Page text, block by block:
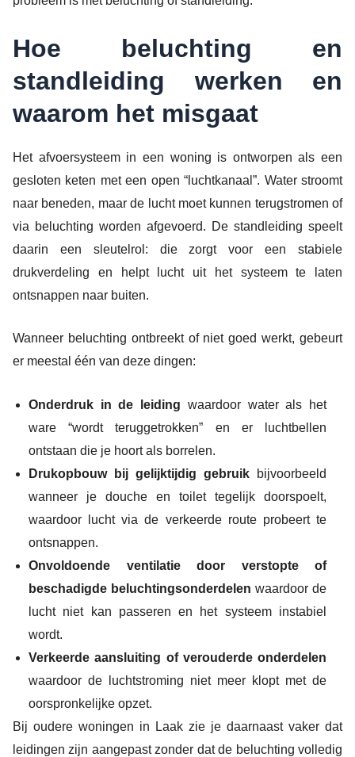
Hoe beluchting en
standleiding werken en
waarom het misgaat
Het afvoersysteem in een woning is ontworpen als een
gesloten keten met een open “luchtkanaal”. Water stroomt
naar beneden, maar de lucht moet kunnen terugstromen of
via beluchting worden afgevoerd. De standleiding speelt
daarin een sleutelrol: die zorgt voor een stabiele
drukverdeling en helpt lucht uit het systeem te laten
ontsnappen naar buiten.
Wanneer beluchting ontbreekt of niet goed werkt, gebeurt
er meestal één van deze dingen:
Onderdruk in de leiding waardoor water als het
ware “wordt teruggetrokken” en er luchtbellen
ontstaan die je hoort als borrelen.
Drukopbouw bij gelijktijdig gebruik bijvoorbeeld
wanneer je douche en toilet tegelijk doorspoelt,
waardoor lucht via de verkeerde route probeert te
ontsnappen.
Onvoldoende ventilatie door verstopte of
beschadigde beluchtingsonderdelen waardoor de
lucht niet kan passeren en het systeem instabiel
wordt.
Verkeerde aansluiting of verouderde onderdelen
waardoor de luchtstroming niet meer klopt met de
oorspronkelijke opzet.
Bij oudere woningen in Laak zie je daarnaast vaker dat
leidingen zijn aangepast zonder dat de beluchting volledig